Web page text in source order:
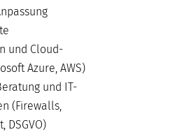
und Cloud-
Azure, AWS)
und IT-
(Firewalls,
DSGVO)